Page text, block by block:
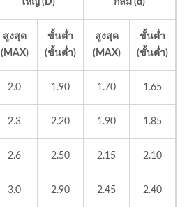
สูงสุด
(MAX)
ขั้นต่ำ
(ขั้นต่ำ)
สูงสุด
(MAX)
ขั้นต่ำ
(ขั้นต่ำ)
2.0 1.90 1.70 1.65
2.3 2.20 1.90 1.85
2.6 2.50 2.15 2.10
3.0 2.90 2.45 2.40